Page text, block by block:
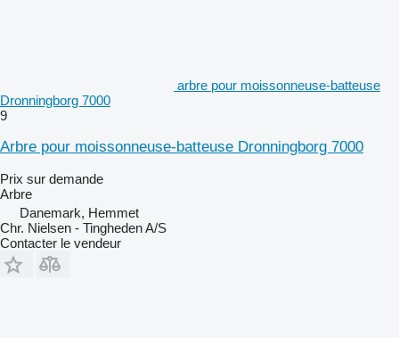
arbre pour moissonneuse-batteuse
Dronningborg 7000
9
Arbre pour moissonneuse-batteuse Dronningborg 7000
Prix sur demande
Arbre
Danemark, Hemmet
Chr. Nielsen - Tingheden A/S
Contacter le vendeur